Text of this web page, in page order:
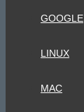
GOOGLE
LINUX
MAC